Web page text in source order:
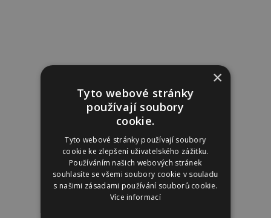
×
Tyto webové stránky
používají soubory
cookie.
Tyto webové stránky používají soubory
cookie ke zlepšení uživatelského zážitku.
Používáním našich webových stránek
souhlasíte se všemi soubory cookie v souladu
s našimi zásadami používání souborů cookie.
Více informací